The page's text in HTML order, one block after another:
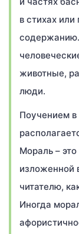
в стихах
животные,
люди.
Поучением в
Мораль –
изложенной
читателю,
Иногда